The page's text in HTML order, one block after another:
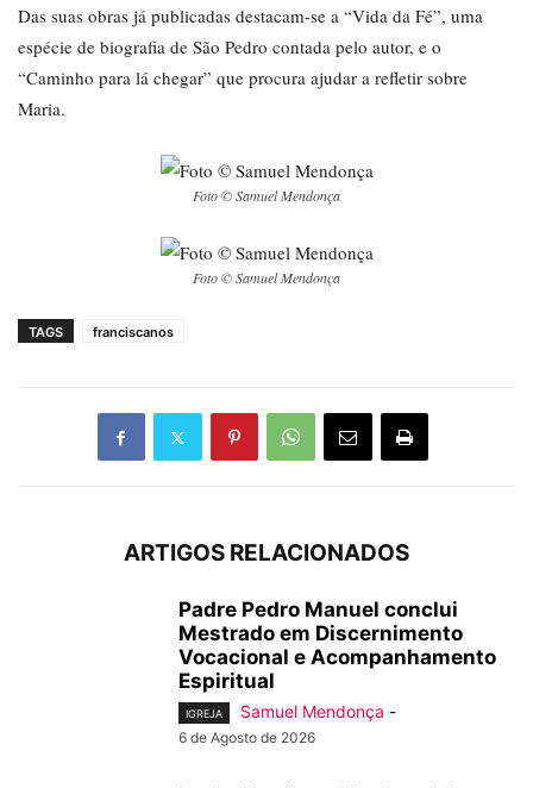
Das suas obras já publicadas destacam-se a “Vida da Fé”, uma
espécie de biografia de São Pedro contada pelo autor, e o
“Caminho para lá chegar” que procura ajudar a refletir sobre
Maria.
Foto © Samuel Mendonça
Foto © Samuel Mendonça
TAGS franciscanos
ARTIGOS RELACIONADOS
Padre Pedro Manuel conclui
Mestrado em Discernimento
Vocacional e Acompanhamento
Espiritual
IGREJA Samuel Mendonça -
6 de Agosto de 2026